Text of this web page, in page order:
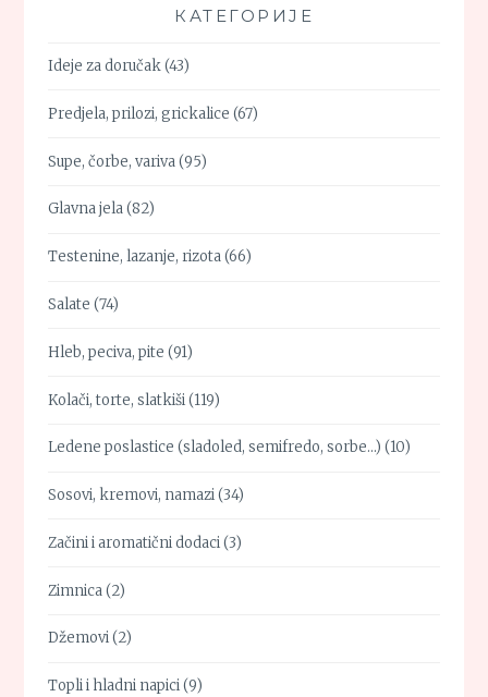
КАТЕГОРИЈЕ
Ideje za doručak(43)
Predjela, prilozi, grickalice (67)
Supe, čorbe, variva(95)
Glavna jela(82)
Testenine, lazanje, rizota(66)
Salate (74)
Hleb, peciva, pite (91)
Kolači, torte, slatkiši(119)
Ledene poslastice (sladoled, semifredo, sorbe…) (10)
Sosovi, kremovi, namazi(34)
Začini i aromatični dodaci(3)
Zimnica(2)
Džemovi(2)
Topli i hladni napici(9)